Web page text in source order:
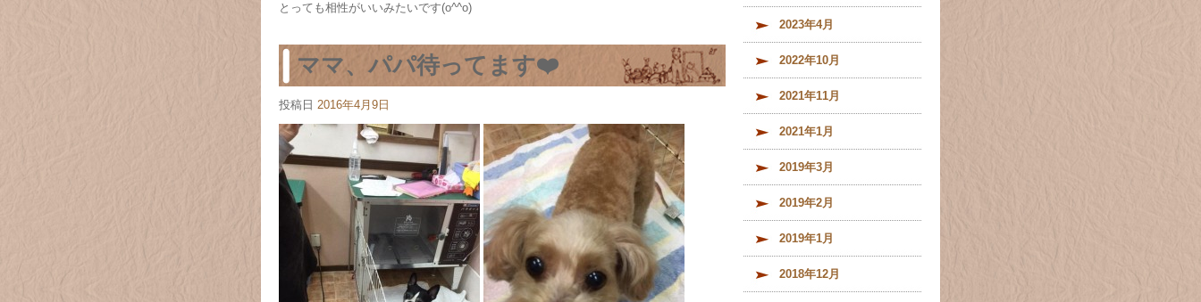
とっても相性がいいみたいです(o^^o)
ママ、パパ待ってます❤️
投稿日 2016年4月9日
2023年4月
2022年10月
2021年11月
2021年1月
2019年3月
2019年2月
2019年1月
2018年12月